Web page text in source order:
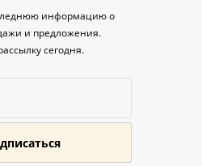
информацию о
и предложения.
сегодня.